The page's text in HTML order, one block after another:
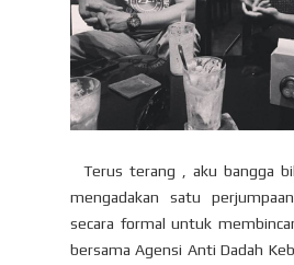
Terus terang , aku bangga
mengadakan satu
secara formal untuk
bersama Agensi Anti Dadah